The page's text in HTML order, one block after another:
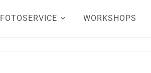
FOTOSERVICE WORKSHOPS